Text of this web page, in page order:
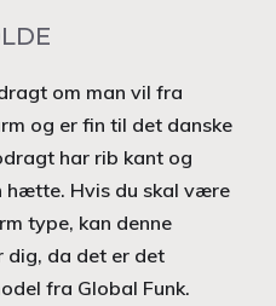
om man vil fra
og er fin til det danske
har rib kant og
hætte. Hvis du skal være
type, kan denne
da det er det
fra Global Funk.